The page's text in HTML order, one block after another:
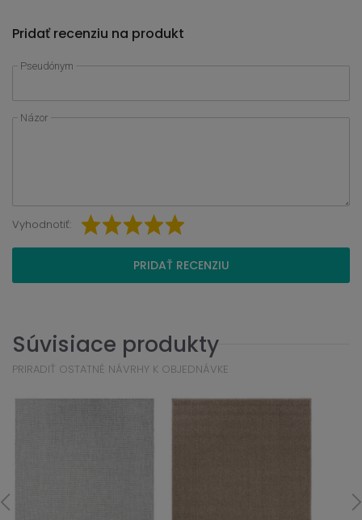
Pridať recenziu na produkt
Pseudónym
Názor
Vyhodnotiť:
PRIDAŤ RECENZIU
Súvisiace produkty
PRIRADIŤ OSTATNÉ NÁVRHY K OBJEDNÁVKE